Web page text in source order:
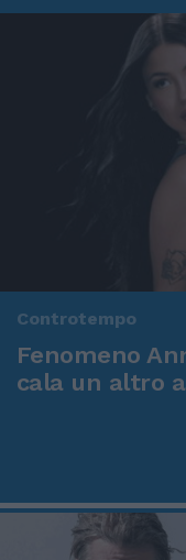
Controtempo
Fenomeno
cala un altro